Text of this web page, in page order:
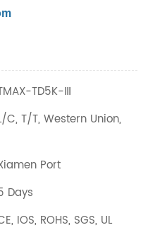
TD5K-Ⅲ
C, T/T, Western Union,
Port
Days
IOS, ROHS, SGS, UL